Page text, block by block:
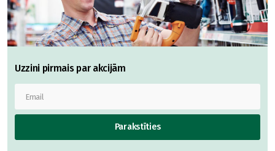
Uzzini pirmais par akcijām
Parakstīties